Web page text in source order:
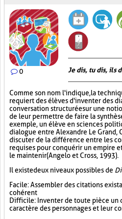
0 Je dis, tu dis, ils
Comme son nom l'indique, la
requiert des élèves d'inventer des
conversation structurée sur une
de leur permettre de faire la
exemple, un élève en sciences
dialogue entre Alexandre Le Grand,
discuter de la différence entre les
requises pour conquérir un empire
le maintenir (Angelo et Cross, 1993).
Il existe deux niveaux possibles de
Facile : Assembler des citations
cohérent
Difficile : Inventer de toute pièce un
caractère des personnages et leur